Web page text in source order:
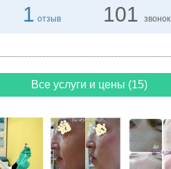
1 отзыв 101 звонок
Все услуги и цены (15)